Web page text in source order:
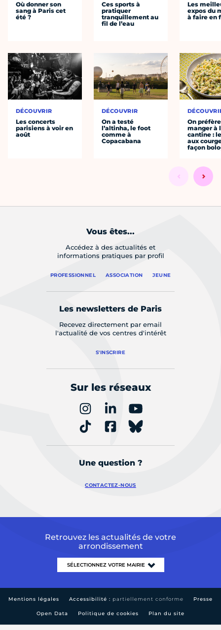
Où donner son
sang à Paris cet
été ?
DÉCOUVRIR
Les concerts
parisiens à voir en
août
Ces sports à
pratiquer
tranquillement au
fil de l’eau
DÉCOUVRIR
On a testé
l’altinha, le foot
comme à
Copacabana
Les
expos du
à faire en
On préfère
manger à
cantine :
aux
façon
Vous êtes...
Accédez à des actualités et
informations pratiques par profil
PROFESSIONNEL ASSOCIATION JEUNE
Les newsletters de Paris
Recevez directement par email
l'actualité de vos centres d'intérêt
S'INSCRIRE
Sur les réseaux
Une question ?
CONTACTEZ-NOUS
Retrouvez les actualités de votre
arrondissement
Mentions légales Accessibilité : partiellement conforme Presse
Open Data Politique de cookies Plan du site